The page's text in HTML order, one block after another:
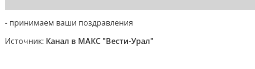
- принимаем ваши поздравления
Источник: Канал в МАКС "Вести-Урал"